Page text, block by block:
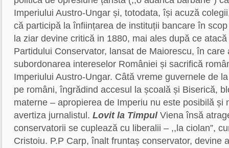
Imperiului Austro-Ungar și, totodata, își acuză
că participă la înființarea de instituții bancare în
la ziar devine critică in 1880, mai ales după ce
Partidului Conservator, lansat de Maiorescu, în care
subordonarea intereselor României și sacrifică
Imperiului Austro-Ungar. Câtă vreme guvernele de
pe români, îngrădind accesul la școală și Biserică,
materne – apropierea de Imperiu nu este posibilă și
avertiza jurnalistul. Lovit la TimpulViena însă
conservatorii se cuplează cu liberalii – ,,la ciolan”,
Cristoiu. P.P Carp, înalt fruntaș conservator, devine